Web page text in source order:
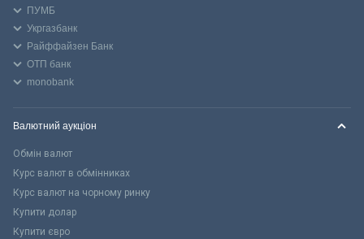
ПУМБ
Укргазбанк
Райффайзен Банк
ОТП банк
monobank
Валютний аукціон
Обмін валют
Курс валют в обмінниках
Курс валют на чорному ринку
Купити долар
Купити євро